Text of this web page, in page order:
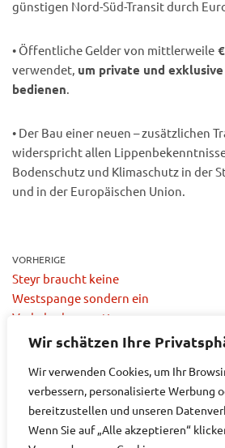
Wir schätzen Ihre
Wir verwenden Cookies, um Ihr
verbessern, personalisierte Werbung
bereitzustellen und unseren
Wenn Sie auf „Alle akzeptieren“
günstigen Nord-Süd-Transit durch
• Öffentliche Gelder von mittlerweile
verwendet, um private und
bedienen.
• Der Bau einer neuen – zusätzlichen
widerspricht allen
Bodenschutz und Klimaschutz in der
und in der Europäischen Union.
VORHERIGE
Steyr braucht keine
Westspange sondern ein
Verkehrskonzept!
Datenschutzerklärung Impressum